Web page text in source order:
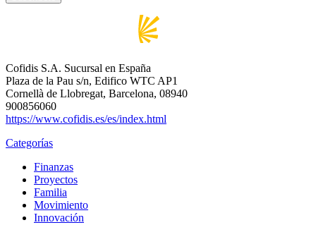
Cofidis S.A. Sucursal en España
Plaza de la Pau s/n, Edifico WTC AP1
Cornellà de Llobregat, Barcelona, 08940
900856060
https://www.cofidis.es/es/index.html
Categorías
Finanzas
Proyectos
Familia
Movimiento
Innovación